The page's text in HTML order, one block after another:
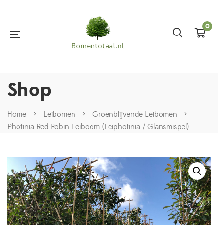
0
Shop
Home > Leibomen > Groenblijvende Leibomen
>
Photinia Red Robin Leiboom (Leiphotinia / Glansmispel)